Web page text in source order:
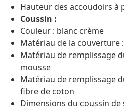
Hauteur des accoudoirs à
Coussin :
Couleur : blanc crème
Matériau de la couverture
Matériau de remplissage
mousse
Matériau de remplissage
fibre de coton
Dimensions du coussin de